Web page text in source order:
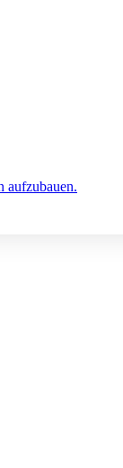
aufzubauen.